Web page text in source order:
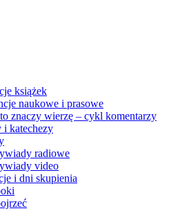
książek
naukowe i prasowe
znaczy wierzę – cykl komentarzy
i katechezy
radiowe
video
i dni skupienia